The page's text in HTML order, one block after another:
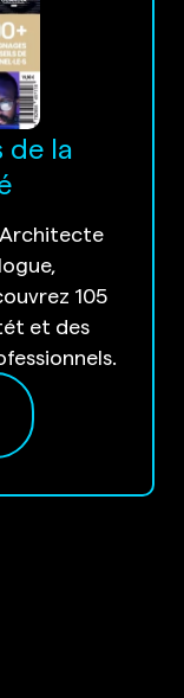
de la
105
et des